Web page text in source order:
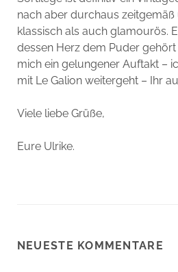
nach aber durchaus
klassisch als auch glamourös.
dessen Herz dem Puder
mich ein gelungener Auftakt –
mit Le Galion weitergeht – Ihr
Viele liebe Grüße,
Eure Ulrike.
NEUESTE KOMMENTARE